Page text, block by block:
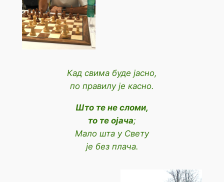
Кад свима буде јасно,
по правилу је касно.
Што те не сломи,
то те ојача;
Мало шта у Свету
је без плача.